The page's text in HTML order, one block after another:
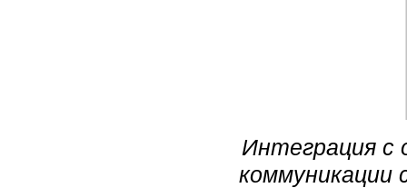
Интеграция с
коммуникации